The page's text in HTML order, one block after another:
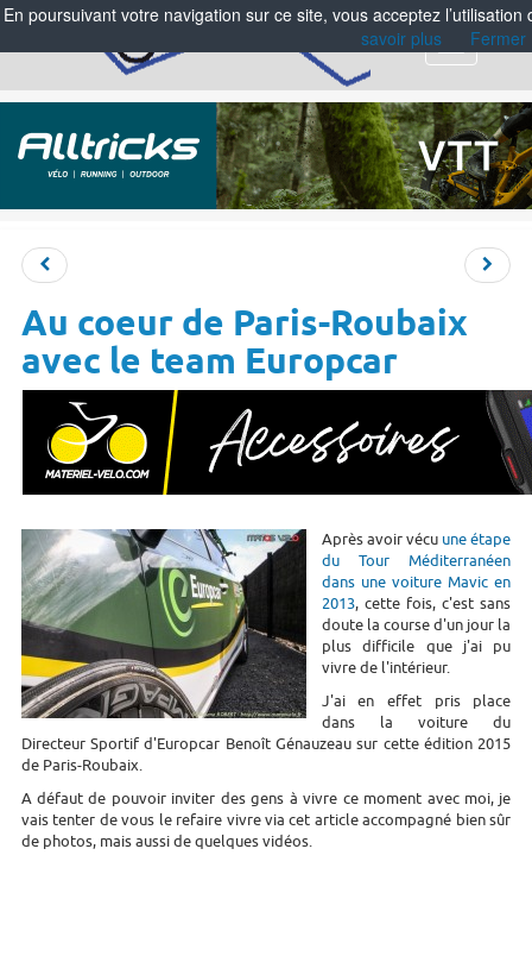
Menu
Au coeur de Paris-Roubaix
avec le team Europcar
Après avoir vécu une étape
du Tour Méditerranéen
dans une voiture Mavic en
2013, cette fois, c'est sans
doute la course d'un jour la
plus difficile que j'ai pu
vivre de l'intérieur.
J'ai en effet pris place
dans la voiture du
Directeur Sportif d'Europcar Benoît Génauzeau sur cette édition 2015
de Paris-Roubaix.
A défaut de pouvoir inviter des gens à vivre ce moment avec moi, je
vais tenter de vous le refaire vivre via cet article accompagné bien sûr
de photos, mais aussi de quelques vidéos.
En poursuivant votre navigation sur ce site, vous acceptez
savoir plus
Fermer